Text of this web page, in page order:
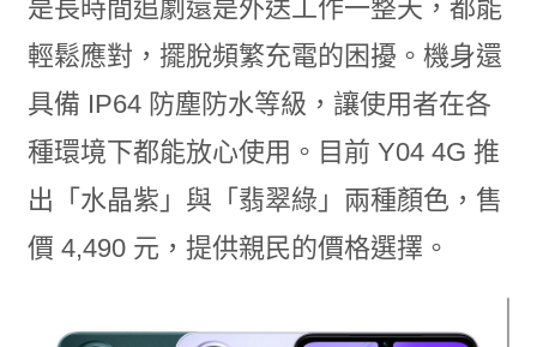
是長時間追劇還是外送工作一整天，都能
輕鬆應對，擺脫頻繁充電的困擾。機身還
具備 IP64 防塵防水等級，讓使用者在各
種環境下都能放心使用。目前 Y04 4G 推
出「水晶紫」與「翡翠綠」兩種顏色，售
價 4,490 元，提供親民的價格選擇。